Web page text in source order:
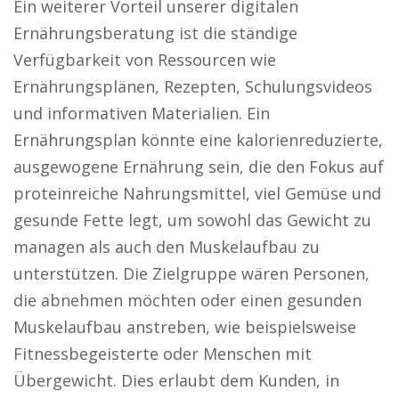
Ein weiterer Vorteil unserer digitalen
Ernährungsberatung ist die ständige
Verfügbarkeit von Ressourcen wie
Ernährungsplänen, Rezepten, Schulungsvideos
und informativen Materialien. Ein
Ernährungsplan könnte eine kalorienreduzierte,
ausgewogene Ernährung sein, die den Fokus auf
proteinreiche Nahrungsmittel, viel Gemüse und
gesunde Fette legt, um sowohl das Gewicht zu
managen als auch den Muskelaufbau zu
unterstützen. Die Zielgruppe wären Personen,
die abnehmen möchten oder einen gesunden
Muskelaufbau anstreben, wie beispielsweise
Fitnessbegeisterte oder Menschen mit
Übergewicht. Dies erlaubt dem Kunden, in